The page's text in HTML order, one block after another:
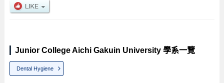
Junior College Aichi Gakuin University 學系一覽
Dental Hygiene